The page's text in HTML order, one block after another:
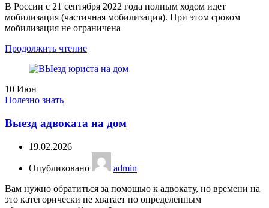
В России с 21 сентября 2022 года полным ходом идет
мобилизация (частичная мобилизация). При этом сроком
мобилизация не ограничена
Продолжить чтение
10 Июн
Полезно знать
Выезд адвоката на дом
19.02.2026
Опубликовано
admin
Вам нужно обратиться за помощью к адвокату, но времени на
это категорически не хватает по определенным